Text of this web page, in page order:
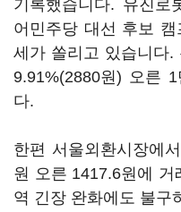
기록했습니다. 유진로
어민주당 대선 후보
세가 쏠리고 있습니다
9.91%(2880원) 오른 1
다.
한편 서울외환시장에
원 오른 1417.6원에
역 긴장 완화에도 불구